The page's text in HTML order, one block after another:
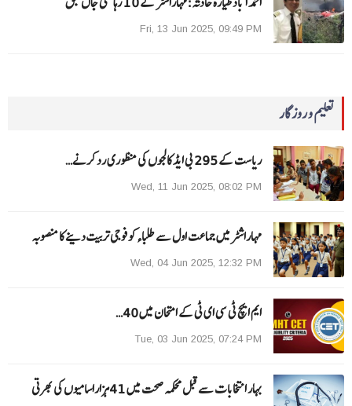
Fri, 13 Jun 2025, 09:49 PM
تعلیم و روزگار
ریاست کے 295 بی ایڈ کالجوں کی منظوری رد کرنے…
Wed, 11 Jun 2025, 08:02 PM
مہاراشٹرمیں جماعت اول سے طلباءکو فوجی تربیت دینے کا منصوبہ
Wed, 04 Jun 2025, 12:32 PM
ایم ایچ ٹی سی ای ٹی کے امتحان میں 40…
Tue, 03 Jun 2025, 07:24 PM
بہار انتخابات سے قبل محکمہ صحت میں 41ہزاراسامیوں کی بھرتی